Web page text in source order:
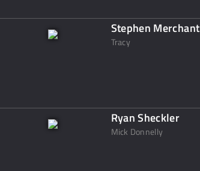
Stephen Merchant
Tracy
Ryan Sheckler
Mick Donnelly